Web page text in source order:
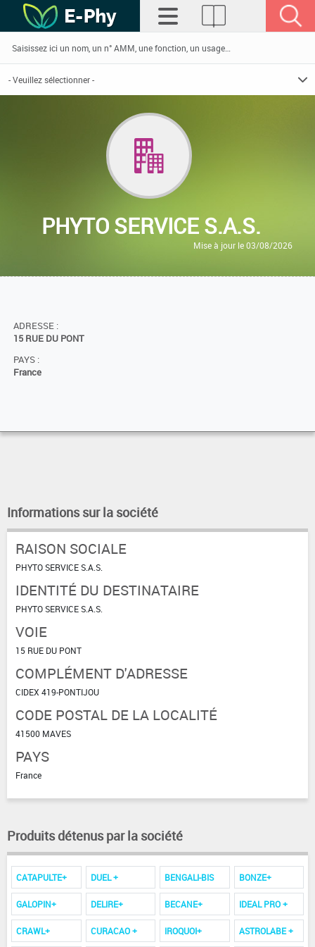
PHYTO SERVICE S.A.S.
Mise à jour le 03/08/2026
ADRESSE :
15 RUE DU PONT
PAYS :
France
Informations sur la société
RAISON SOCIALE
PHYTO SERVICE S.A.S.
IDENTITÉ DU DESTINATAIRE
PHYTO SERVICE S.A.S.
VOIE
15 RUE DU PONT
COMPLÉMENT D'ADRESSE
CIDEX 419-PONTIJOU
CODE POSTAL DE LA LOCALITÉ
41500 MAVES
PAYS
France
Produits détenus par la société
CATAPULTE+ DUEL + BENGALI-BIS BONZE+
GALOPIN+ DELIRE+ BECANE+ IDEAL PRO +
CRAWL+ CURACAO + IROQUOI+ ASTROLABE +